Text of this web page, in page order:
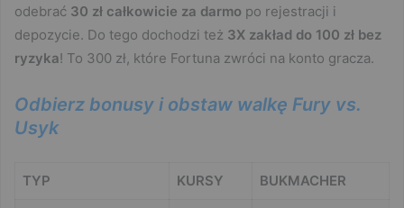
odebrać 30 zł całkowicie za darmo po rejestracji i
depozycie. Do tego dochodzi też 3X zakład do 100 zł bez
ryzyka! To 300 zł, które Fortuna zwróci na konto gracza.
Odbierz bonusy i obstaw walkę Fury vs.
Usyk
TYP KURSY BUKMACHER